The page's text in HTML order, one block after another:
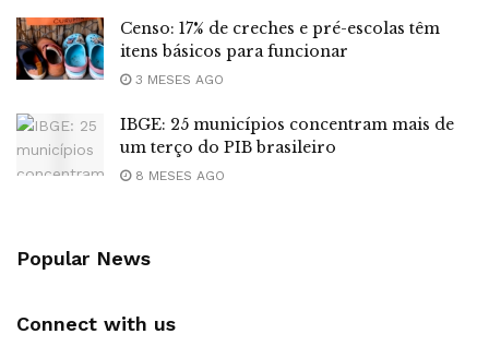
Censo: 17% de creches e pré-escolas têm
itens básicos para funcionar
3 MESES AGO
IBGE: 25 municípios concentram mais de
um terço do PIB brasileiro
8 MESES AGO
Popular News
Connect with us